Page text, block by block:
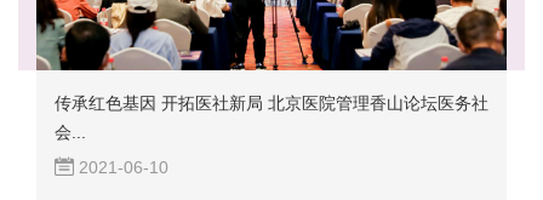
传承红色基因 开拓医社新局 北京医院管理香山论坛医务社
会...
2021-06-10